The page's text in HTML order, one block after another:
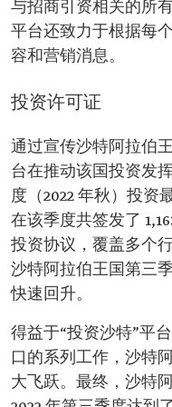
与招商引资相关的所
平台还致力于根据每
容和营销消息。
投资许可证
通过宣传沙特阿拉伯
台在推动该国投资发
度（2022 年秋）投资
在该季度共签发了
投资协议，覆盖多个
沙特阿拉伯王国第三
快速回升。
得益于“投资沙特”平
口的系列工作，沙特
大飞跃。最终，沙特